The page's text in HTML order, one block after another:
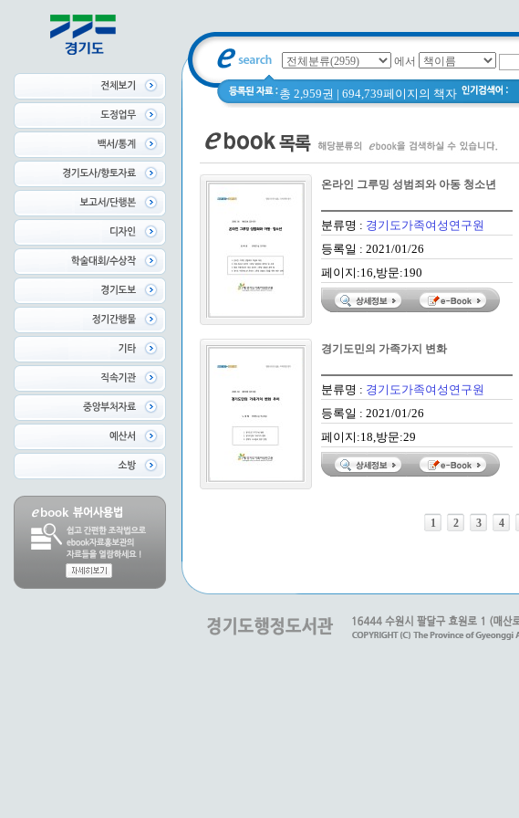
에서
총 2,959권 | 694,739페이지의 책자
온라인 그루밍 성범죄와 아동 청소년
분류명 : 경기도가족여성연구원
등록일 : 2021/01/26
페이지:16,방문:190
경기도민의 가족가지 변화
분류명 : 경기도가족여성연구원
등록일 : 2021/01/26
페이지:18,방문:29
1 2 3 4